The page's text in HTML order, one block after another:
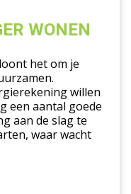
WONEN
het om je
willen
een aantal goede
aan de slag te
waar wacht